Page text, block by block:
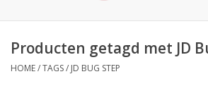
Steps huren of uitproberen
Producten getagd met JD
HOME/TAGS/ JD BUG STEP